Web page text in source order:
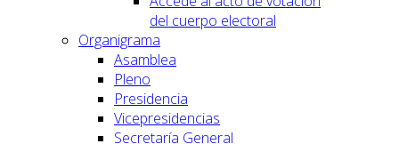
del cuerpo electoral
Organigrama
Asamblea
Pleno
Presidencia
Vicepresidencias
Secretaría General